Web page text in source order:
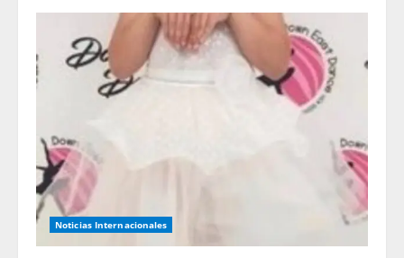
Noticias Internacionales